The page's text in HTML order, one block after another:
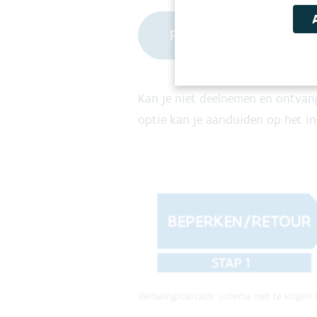
Praktische informatie
Kan je niet deelnemen en
optie kan je aanduiden op het